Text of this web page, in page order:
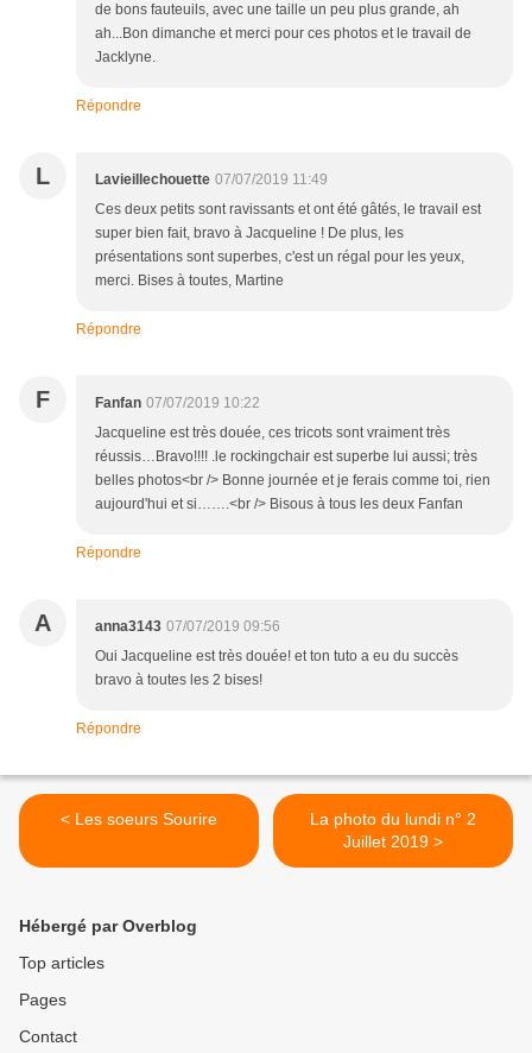
de bons fauteuils, avec une taille un peu plus grande, ah
ah...Bon dimanche et merci pour ces photos et le travail de
Jacklyne.
Répondre
L Lavieillechouette 07/07/2019 11:49
Ces deux petits sont ravissants et ont été gâtés, le travail est
super bien fait, bravo à Jacqueline ! De plus, les
présentations sont superbes, c'est un régal pour les yeux,
merci. Bises à toutes, Martine
Répondre
F Fanfan 07/07/2019 10:22
Jacqueline est très douée, ces tricots sont vraiment très
réussis…Bravo!!!! .le rockingchair est superbe lui aussi; très
belles photos<br /> Bonne journée et je ferais comme toi, rien
aujourd'hui et si…….<br /> Bisous à tous les deux Fanfan
Répondre
A anna3143 07/07/2019 09:56
Oui Jacqueline est très douée! et ton tuto a eu du succès
bravo à toutes les 2 bises!
Répondre
< Les soeurs Sourire
La photo du lundi n° 2
Juillet 2019 >
Hébergé par Overblog
Top articles
Pages
Contact